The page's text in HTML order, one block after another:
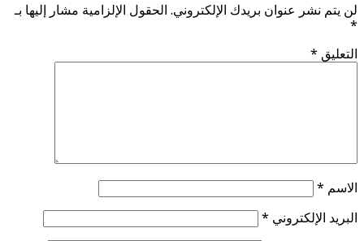
لن يتم نشر عنوان بريدك الإلكتروني. الحقول الإلزامية مشار إليها بـ
*
التعليق *
الاسم *
البريد الإلكتروني *